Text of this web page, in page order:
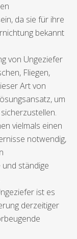
da sie für ihre
bekannt
von Ungeziefer
Fliegen,
Art von
um
vielmals einen
notwendig,
ständige
ist es
derzeitiger